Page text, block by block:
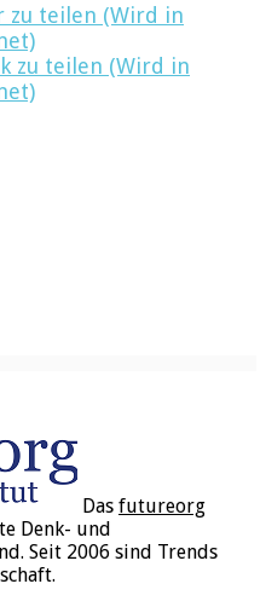
zu teilen (Wird in
zu teilen (Wird in
Das futureorg
Denk- und
Seit 2006 sind Trends